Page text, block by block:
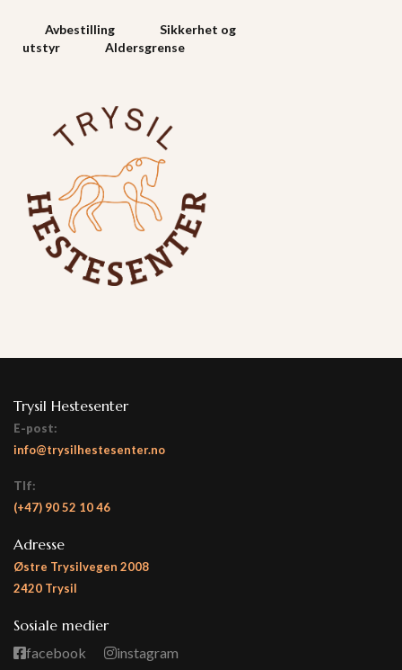
Avbestilling
Sikkerhet og
utstyr
Aldersgrense
Trysil Hestesenter
E-post:
info@trysilhestesenter.no
Tlf:
(+47) 90 52 10 46
Adresse
Østre Trysilvegen 2008
2420 Trysil
Sosiale medier
facebook instagram